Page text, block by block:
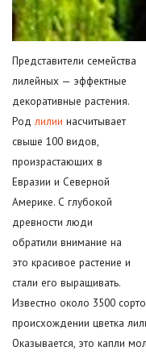
Представители семейства
лилейных — эффектные
декоративные растения.
Род лилии насчитывает
свыше 100 видов,
произрастающих в
Евразии и Северной
Америке. С глубокой
древности люди
обратили внимание на
это красивое растение и
стали его выращивать.
Известно около 3500
происхождении цветка
Оказывается, это капли